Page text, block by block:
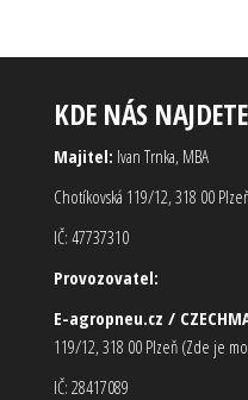
KDE NÁS
Majitel: Ivan Trnka, MBA
Chotíkovská 119/12, 318 00
IČ: 47737310
Provozovatel:
E-agropneu.cz /
119/12, 318 00 Plzeň (Zde je
IČ: 28417089